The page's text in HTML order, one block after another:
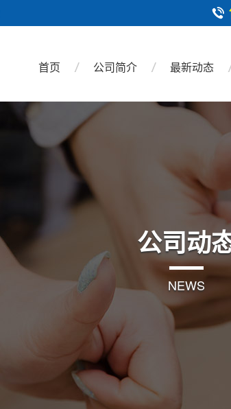
首页 公司简介 最新动态
公司动
NEWS